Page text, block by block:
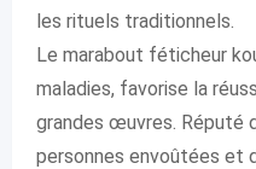
les rituels traditionnels.
Le marabout féticheur
maladies, favorise la
grandes œuvres. Réputé
personnes envoûtées et